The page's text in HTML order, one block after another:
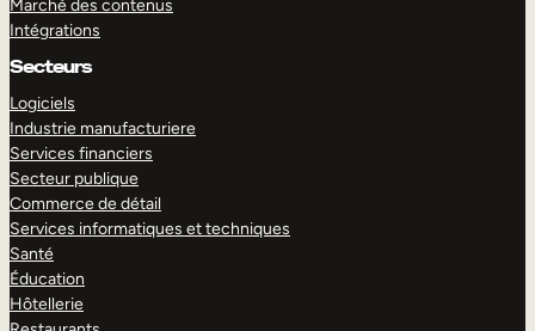
Marché des contenus
Intégrations
Secteurs
Logiciels
Industrie manufacturiere
Services financiers
Secteur publique
Commerce de détail
Services informatiques et techniques
Santé
Éducation
Hôtellerie